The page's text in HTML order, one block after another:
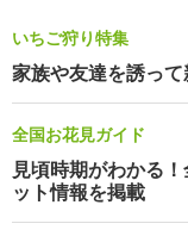
いちご狩り特集
家族や友達を誘っ
全国お花見ガイド
見頃時期がわかる
ット情報を掲載